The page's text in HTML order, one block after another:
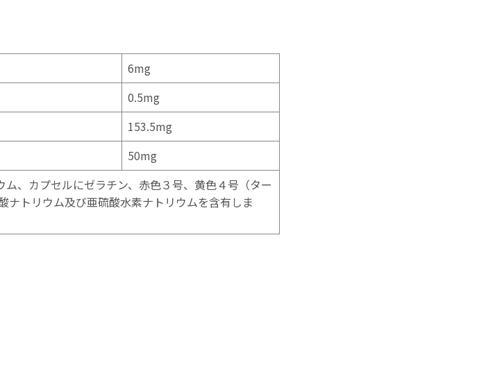
6mg
0.5mg
153.5mg
50mg
、カプセルにゼラチン、赤色３号、黄色４号（ター
ナトリウム及び亜硫酸水素ナトリウムを含有しま